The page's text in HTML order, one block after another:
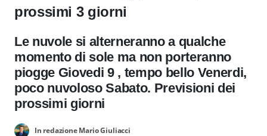
prossimi 3 giorni
Le nuvole si alterneranno a qualche
momento di sole ma non porteranno
piogge Giovedi 9 , tempo bello Venerdi,
poco nuvoloso Sabato. Previsioni dei
prossimi giorni
In redazione Mario Giuliacci